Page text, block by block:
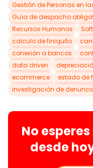
Gestión de Personas en
Guía de despacho
Recursos Humanos
calculo de finiquito
conexión a bancos
data driven
ecommerce
estado de
investigación de
No
desde